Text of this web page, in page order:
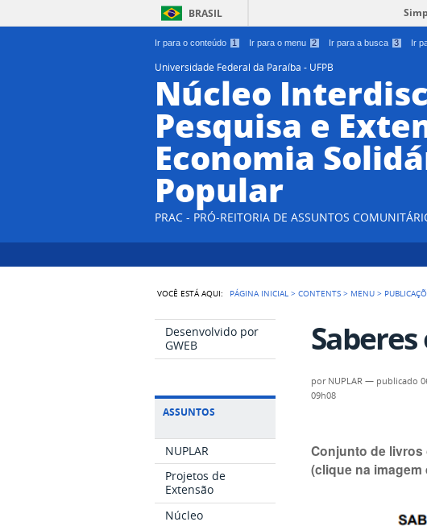
Ir para o conteúdo 1 Ir para o menu 2 Ir para a busca 3 Ir
BRASIL
Universidade Federal da Paraíba - UFPB
Núcleo
Pesquisa e
Economia
Popular
PRAC - PRÓ-REITORIA DE ASSUNTOS
VOCÊ ESTÁ AQUI: PÁGINA INICIAL >CONTENTS > MENU >
Desenvolvido por
GWEB
ASSUNTOS
NUPLAR
Projetos de
Extensão
Núcleo
por NUPLAR — publicado
09h08
Conjunto de
(clique na